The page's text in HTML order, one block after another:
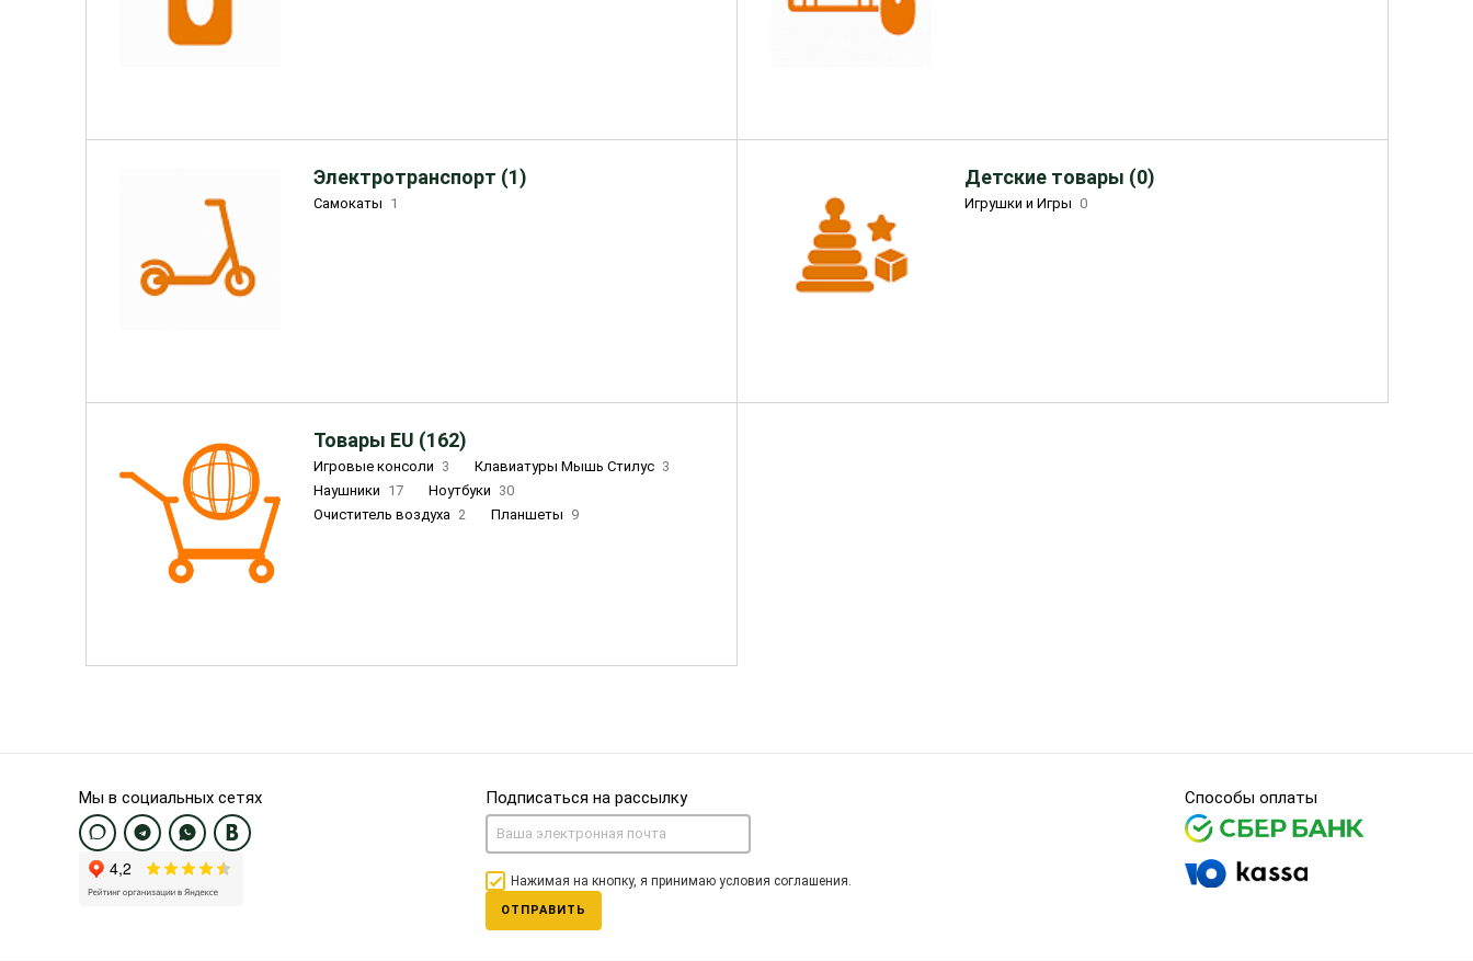
Электротранспорт (1)
Самокаты 1
Детские товары (0)
Игрушки и Игры 0
Товары EU (162)
Игровые консоли 3 Клавиатуры Мышь Стилус 3
Наушники 17 Ноутбуки 30
Очиститель воздуха 2 Планшеты 9
Мы в социальных сетях Подписаться на рассылку
Нажимая на кнопку, я принимаю условия соглашения.
ОТПРАВИТЬ
Способы оплаты